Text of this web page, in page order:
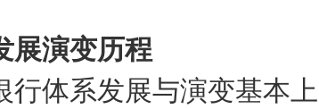
展演变历程
体系发展与演变基本上